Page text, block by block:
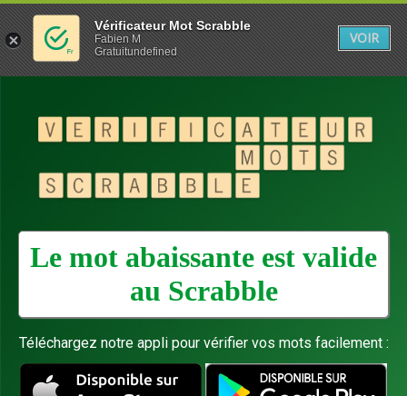
Le mot abaissante est valide
au Scrabble
Téléchargez notre appli pour vérifier vos mots facilement :
Vérificateur Mot Scrabble
Fabien M
Gratuitundefined
VOIR